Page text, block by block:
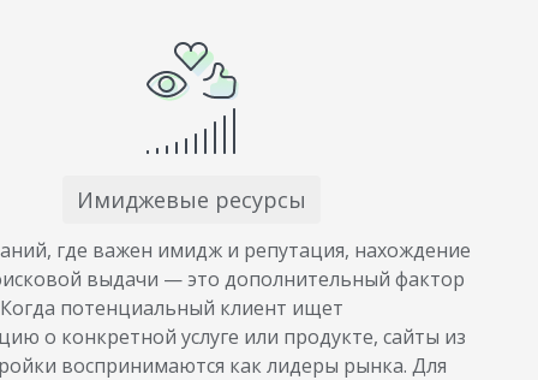
Имиджевые ресурсы
где важен имидж и репутация, нахождение
выдачи — это дополнительный фактор
потенциальный клиент ищет
о конкретной услуге или продукте, сайты из
воспринимаются как лидеры рынка. Для